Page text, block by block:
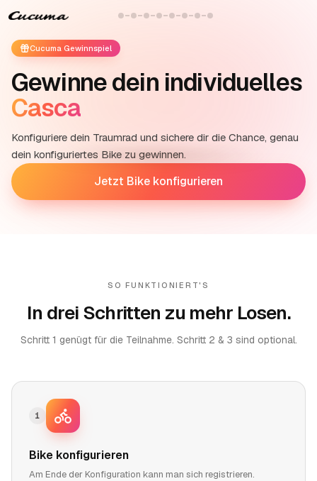
Cucuma Gewinnspiel
Gewinne dein individuelles
Casca
Konfiguriere dein Traumrad und sichere dir die Chance, genau
dein konfiguriertes Bike zu gewinnen.
Jetzt Bike konfigurieren
SO FUNKTIONIERT'S
In drei Schritten zu mehr Losen.
Schritt 1 genügt für die Teilnahme. Schritt 2 & 3 sind optional.
1
Bike konfigurieren
Am Ende der Konfiguration kann man sich registrieren.